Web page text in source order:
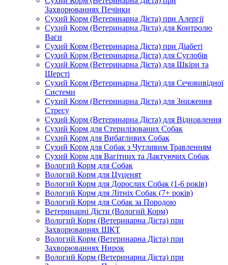
Захворюваннях Печінки
Сухий Корм (Ветеринарна Дієта) при Алергії
Сухий Корм (Ветеринарна Дієта) для Контролю
Ваги
Сухий Корм (Ветеринарна Дієта) при Діабеті
Сухий Корм (Ветеринарна Дієта) для Суглобів
Сухий Корм (Ветеринарна Дієта) для Шкіри та
Шерсті
Сухий Корм (Ветеринарна Дієта) для Сечовивідної
Системи
Сухий Корм (Ветеринарна Дієта) для Зниження
Стресу
Сухий Корм (Ветеринарна Дієта) для Відновлення
Сухий Корм для Стерилізованих Собак
Сухий Корм для Вибагливих Собак
Сухий Корм для Собак з Чутливим Травленням
Сухий Корм для Вагітних та Лактуючих Собак
Вологий Корм для Собак
Вологий Корм для Цуценят
Вологий Корм для Дорослих Собак (1-6 років)
Вологий Корм для Літніх Собак (7+ років)
Вологий Корм для Собак за Породою
Ветеринарні Дієти (Вологий Корм)
Вологий Корм (Ветеринарна Дієта) при
Захворюваннях ШКТ
Вологий Корм (Ветеринарна Дієта) при
Захворюваннях Нирок
Вологий Корм (Ветеринарна Дієта) при